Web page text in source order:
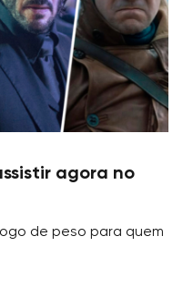
agora no
de peso para quem